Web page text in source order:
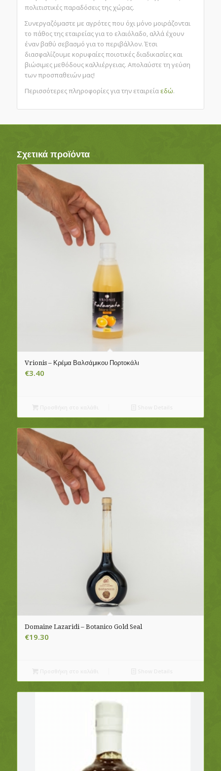
πολιτιστικές παραδόσεις της χώρας.
Συνεργαζόμαστε με αγρότες που όχι μόνο μοιράζονται
το πάθος της εταιρείας για το ελαιόλαδο, αλλά έχουν
έναν βαθύ σεβασμό για το περιβάλλον. Έτσι
διασφαλίζουμε κορυφαίες ποιοτικές διαδικασίες και
βιώσιμες μεθόδους καλλιέργειας. Απολαύστε τη γεύση
των προσπαθειών μας!
Περισσότερες πληροφορίες για την εταιρεία εδώ.
Σχετικά προϊόντα
Vrionis – Κρέμα Βαλσάμικου Πορτοκάλι
€3.40
Domaine Lazaridi – Botanico Gold Seal
€19.30